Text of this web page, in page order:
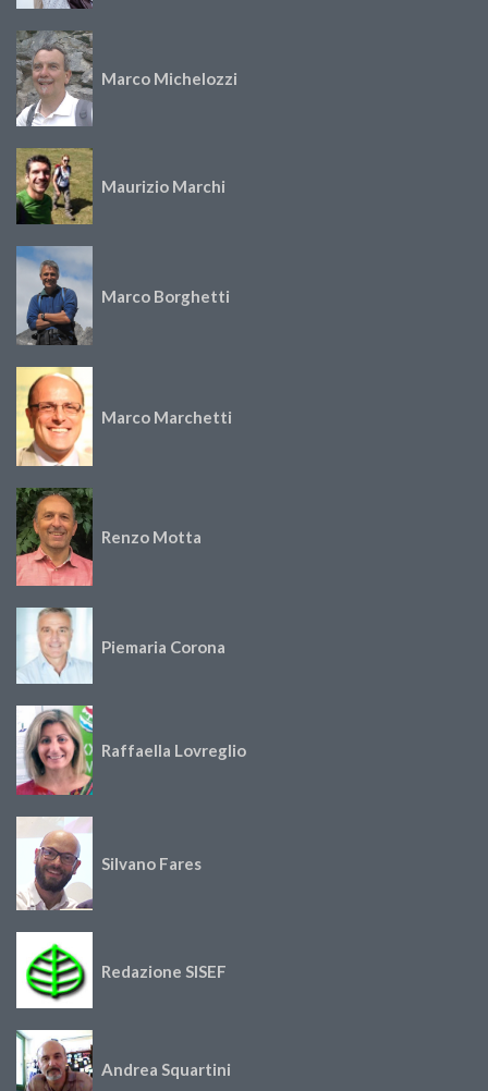
Marco Michelozzi
Maurizio Marchi
Marco Borghetti
Marco Marchetti
Renzo Motta
Piemaria Corona
Raffaella Lovreglio
Silvano Fares
Redazione SISEF
Andrea Squartini